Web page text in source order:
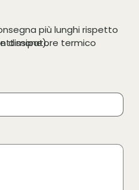
dissipatore termico
più lunghi rispetto